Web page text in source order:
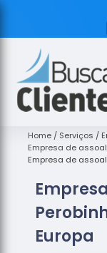
Assoalhos
de Madeira
Decks de
Empresas
de
de Madeira
Home Serviços
Empresa de
Empresa de
Europa